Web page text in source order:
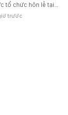
tổ chức hôn lễ tại…
trước